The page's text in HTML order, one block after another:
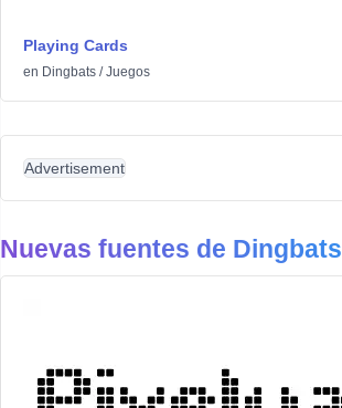
Playing Cards
en Dingbats /Juegos
Advertisement
Nuevas fuentes de Dingbats